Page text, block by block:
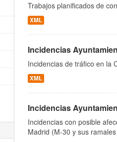
Trabajos planificados de
XML
Incidencias
Incidencias de tráfico en la
XML
Incidencias
Incidencias con posible
Madrid (M-30 y sus